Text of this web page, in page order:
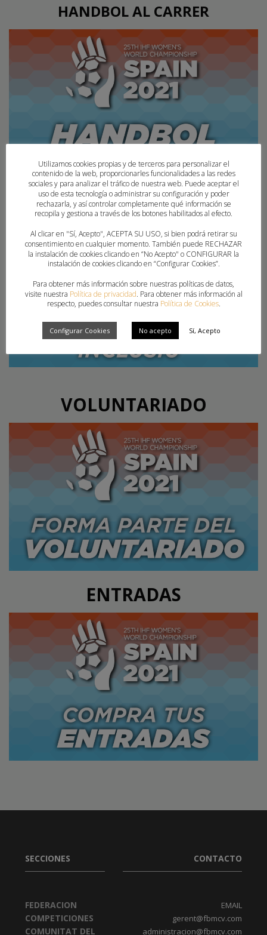
HANDBOL AL CARRER
HANDBOL INCLUSIU
VOLUNTARIADO
ENTRADAS
SECCIONES
FEDERACION
COMPETICIONES
COMUNITAT DEL
CONTACTO
EMAIL
gerent@fbmcv.com
administracion@fbmcv.com
Utilizamos cookies propias y de terceros para personalizar el
contenido de la web, proporcionarles funcionalidades a las redes
sociales y para analizar el tráfico de nuestra web. Puede aceptar el
uso de esta tecnología o administrar su configuración y poder
rechazarla, y así controlar completamente qué información se
recopila y gestiona a través de los botones habilitados al efecto.
Al clicar en "Sí, Acepto", ACEPTA SU USO, si bien podrá retirar su
consentimiento en cualquier momento. También puede RECHAZAR
la instalación de cookies clicando en “No Acepto" o CONFIGURAR la
instalación de cookies clicando en “Configurar Cookies”.
Para obtener más información sobre nuestras políticas de datos,
visite nuestra Política de privacidad. Para obtener más información al
respecto, puedes consultar nuestra Política de Cookies.
Configurar Cookies No acepto Sí, Acepto